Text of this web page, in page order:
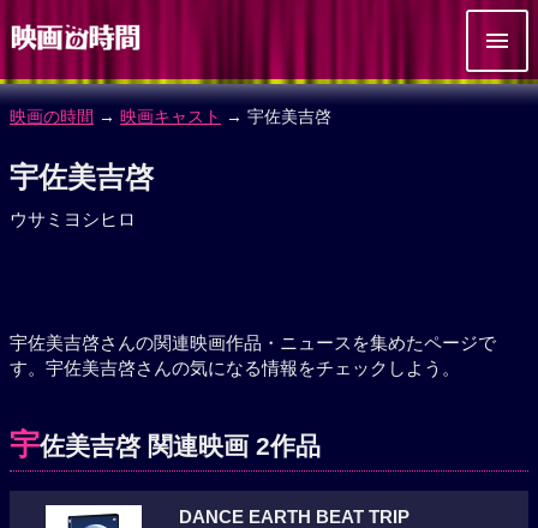
映画の時間 → 映画キャスト → 宇佐美吉啓
宇佐美吉啓
ウサミヨシヒロ
宇佐美吉啓さんの関連映画作品・ニュースを集めたページで
す。宇佐美吉啓さんの気になる情報をチェックしよう。
宇佐美吉啓 関連映画 2作品
DANCE EARTH BEAT TRIP